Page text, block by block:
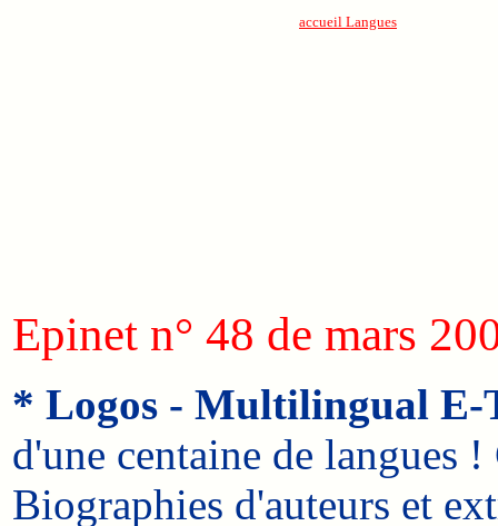
accueil Langues
Epinet n° 48 de mars
* Logos - Multilingual
d'une centaine de langues
Biographies d'auteurs et